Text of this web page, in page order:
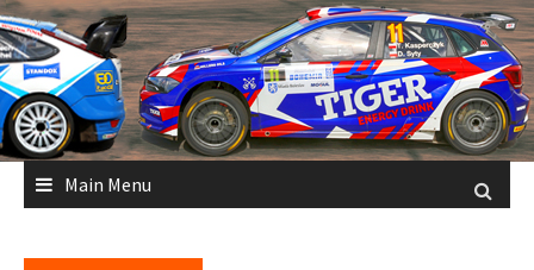
Skip
to
content
Main Menu